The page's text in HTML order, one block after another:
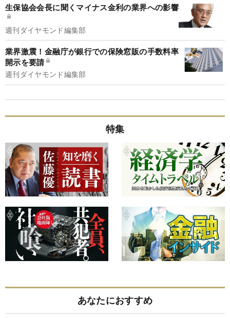
生保協会会長に聞くマイナス金利の業界への影響
週刊ダイヤモンド編集部
業界激震！金融庁が銀行での保険窓販の手数料率
開示を要請
週刊ダイヤモンド編集部
特集
あなたにおすすめ